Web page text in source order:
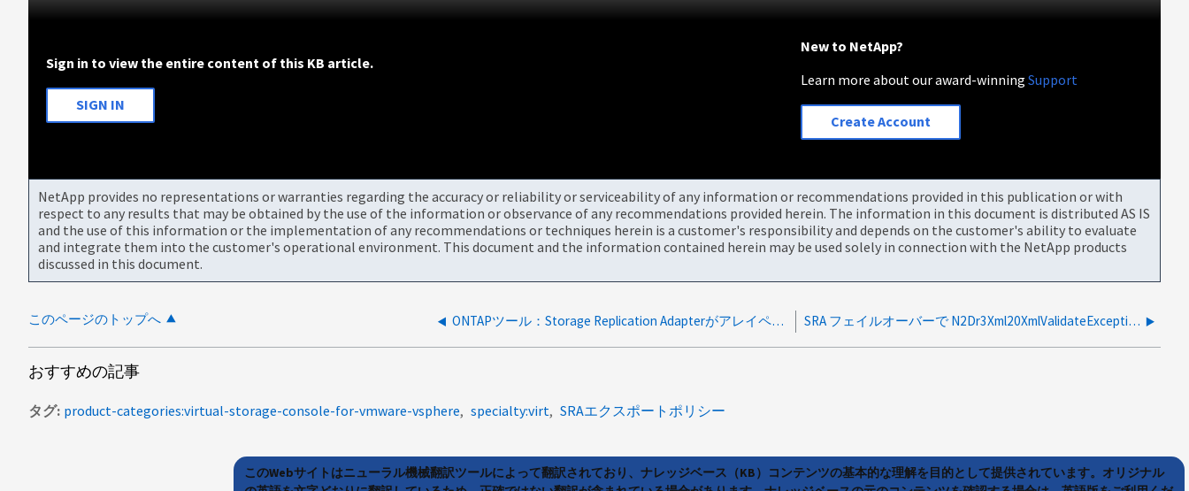
Sign in to view the entire content of this KB article.
SIGN IN
New to NetApp?
Learn more about our award-winningSupport
Create Account
NetApp provides no representations or warranties regarding the accuracy or reliability or serviceability of any information or recommendations provided in this publication or with
respect to any results that may be obtained by the use of the information or observance of any recommendations provided herein. The information in this document is distributed AS IS
and the use of this information or the implementation of any recommendations or techniques herein is a customer's responsibility and depends on the customer's ability to evaluate
and integrate them into the customer's operational environment. This document and the information contained herein may be used solely in connection with the NetApp products
discussed in this document.
このページのトップへ ONTAPツール：Storage Replication Adapterがアレイペアの外部にあるSnapMirror関係を検出 SRA フェイルオーバーで N2Dr3Xml20XmlValidateExceptionE エラーが報告され、デバイスの昇格に失敗する
おすすめの記事
タグ product-categories:virtual-storage-console-for-vmware-vsphere specialty:virt SRAエクスポートポリシー
このWebサイトはニューラル機械翻訳ツールによって翻訳されており、ナレッジベース（KB）コンテンツの基本的な理解を目的として提供されています。オリジナル